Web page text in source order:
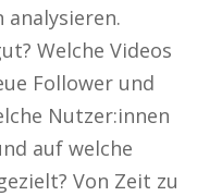
analysieren.
Welche Videos
Follower und
Nutzer:innen
auf welche
Von Zeit zu